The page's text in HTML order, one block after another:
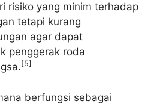
risiko yang minim terhadap
tetapi kurang
agar dapat
penggerak roda
[5]
berfungsi sebagai